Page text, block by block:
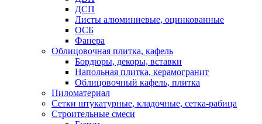
ДСП
Листы алюминиевые, оцинкованные
ОСБ
Фанера
Облицовочная плитка, кафель
Бордюры, декоры, вставки
Напольная плитка, керамогранит
Облицовочный кафель, плитка
Пиломатериал
Сетки штукатурные, кладочные, сетка-рабица
Строительные смеси